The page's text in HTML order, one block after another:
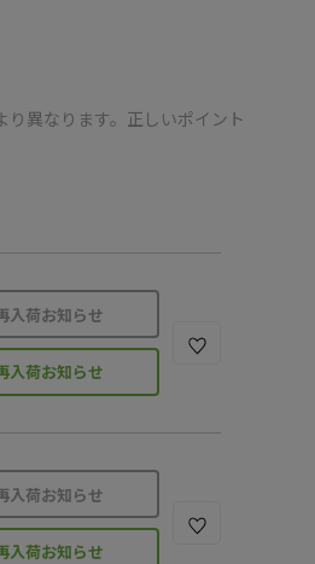
異なります。正しいポイント
入荷お知らせ
入荷お知らせ
入荷お知らせ
入荷お知らせ